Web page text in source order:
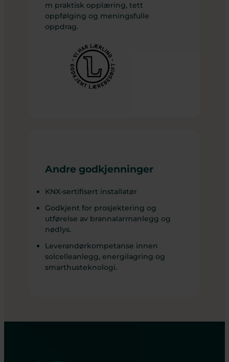
m praktisk opplæring, tett
oppfølging og meningsfulle
oppdrag.
Andre godkjenninger
KNX-sertifisert installatør
Godkjent for prosjektering og
utførelse av brannalarmanlegg og
nødlys.
Leverandørkompetanse innen
solcelleanlegg, energilagring og
smarthusteknologi.